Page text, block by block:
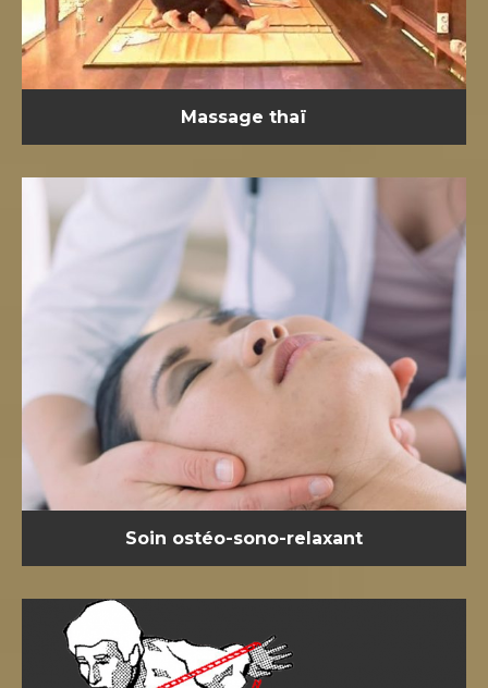
Massage thaï
Soin ostéo-sono-relaxant